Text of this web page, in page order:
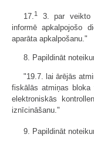
17.1
3. par veikto
informē apkalpojošo
aparāta apkalpošanu."
8. Papildināt
"19.7. lai ārējās
fiskālās atmiņas
elektroniskās
iznīcināšanu."
9. Papildināt